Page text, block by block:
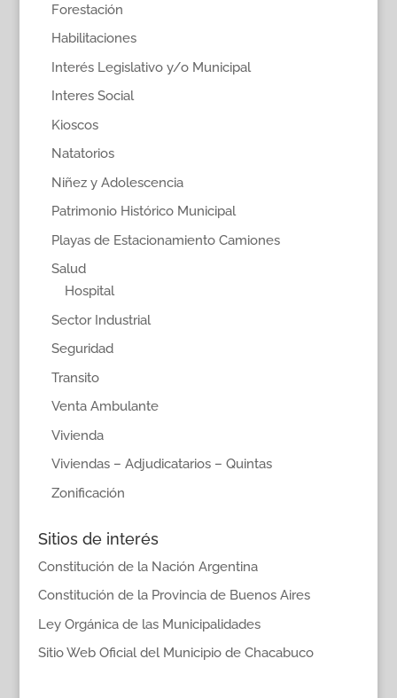
Forestación
Habilitaciones
Interés Legislativo y/o Municipal
Interes Social
Kioscos
Natatorios
Niñez y Adolescencia
Patrimonio Histórico Municipal
Playas de Estacionamiento Camiones
Salud
Hospital
Sector Industrial
Seguridad
Transito
Venta Ambulante
Vivienda
Viviendas – Adjudicatarios – Quintas
Zonificación
Sitios de interés
Constitución de la Nación Argentina
Constitución de la Provincia de Buenos Aires
Ley Orgánica de las Municipalidades
Sitio Web Oficial del Municipio de Chacabuco